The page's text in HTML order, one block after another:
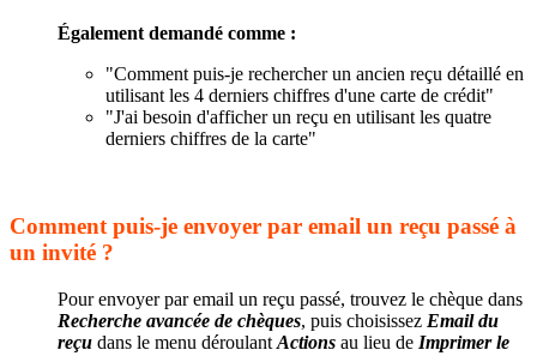
Également demandé comme :
"Comment puis-je rechercher un ancien reçu détaillé en
utilisant les 4 derniers chiffres d'une carte de crédit"
"J'ai besoin d'afficher un reçu en utilisant les quatre
derniers chiffres de la carte"
Comment puis-je envoyer par email un reçu passé à
un invité ?
Pour envoyer par email un reçu passé, trouvez le chèque dans
Recherche avancée de chèques, puis choisissez Email du
reçu dans le menu déroulant Actions au lieu de Imprimer le